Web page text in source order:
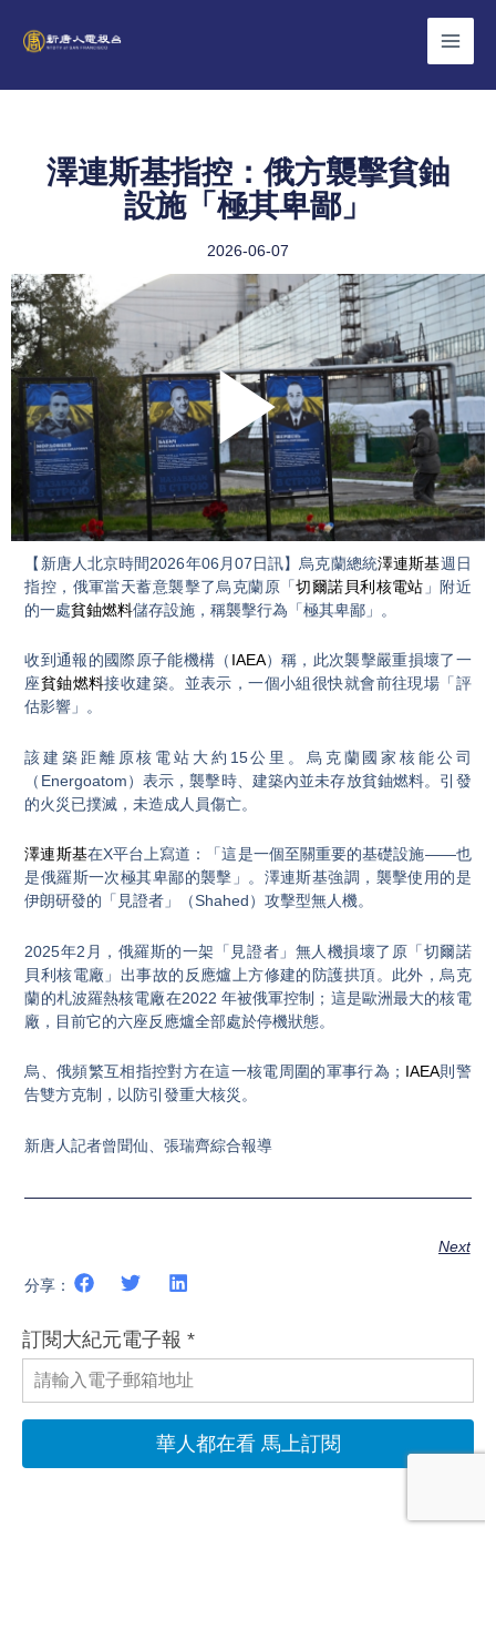
澤連斯基指控：俄方襲擊貧鈾
設施「極其卑鄙」
2026-06-07
Play
Video
【新唐人北京時間2026年06月07日訊】烏克蘭總統澤連斯基週日
指控，俄軍當天蓄意襲擊了烏克蘭原「切爾諾貝利核電站 」附近
的一處貧鈾燃料儲存設施，稱襲擊行為「極其卑鄙」。
收到通報的國際原子能機構（ IAEA）稱，此次襲擊嚴重損壞了一
座貧鈾燃料接收建築。並表示，一個小組很快就會前往現場「評
估影響」。
該建築距離原核電站大約15公里。烏克蘭國家核能公司
（Energoatom）表示，襲擊時、建築內並未存放貧鈾燃料。引發
的火災已撲滅，未造成人員傷亡。
澤連斯基在X平台上寫道：「這是一個至關重要的基礎設施——也
是俄羅斯一次極其卑鄙的襲擊」。澤連斯基強調，襲擊使用的是
伊朗研發的「見證者」（Shahed）攻擊型無人機。
2025年2月，俄羅斯的一架「見證者」無人機損壞了原「切爾諾
貝利核電廠」出事故的反應爐上方修建的防護拱頂。此外，烏克
蘭的札波羅熱核電廠在2022 年被俄軍控制；這是歐洲最大的核電
廠，目前它的六座反應爐全部處於停機狀態。
烏、俄頻繁互相指控對方在這一核電周圍的軍事行為； IAEA則警
告雙方克制，以防引發重大核災。
新唐人記者曾聞仙、張瑞齊綜合報導
Next
分享：